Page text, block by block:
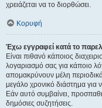
χρειάζεται να το διορθώσει.
Κορυφή
Έχω εγγραφεί κατά το
Είναι πιθανό κάποιος
λογαριασμό σας για κάποιο
απομακρύνουν μέλη
μεγάλο χρονικό διάστημα
Εάν αυτό συμβαίνει,
δημόσιες συζητήσεις.